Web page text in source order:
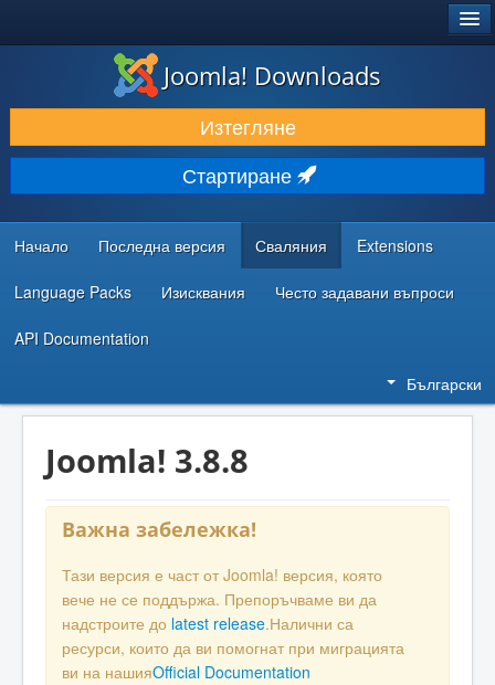
ИЗТЕГЛЯНЕ & РАЗШИРЯВАНЕ
ОТКРИВАЙТЕ & УЧЕТЕ
ОБЩНОСТ & ПОДДРЪЖКА
РЕСУРСИ ЗА РАЗРАБОТКА
Joomla! Downloads
Изтегляне
Стартиране
Начало Последна версия Сваляния Extensions
Language Packs Изисквания Често задавани въпроси
API Documentation
Български
Joomla! 3.8.8
Важна забележка!
Тази версия е част от Joomla! версия, която
вече не се поддържа. Препоръчваме ви да
надстроите до latest release.Налични са
ресурси, които да ви помогнат при миграцията
ви на нашияOfficial Documentation